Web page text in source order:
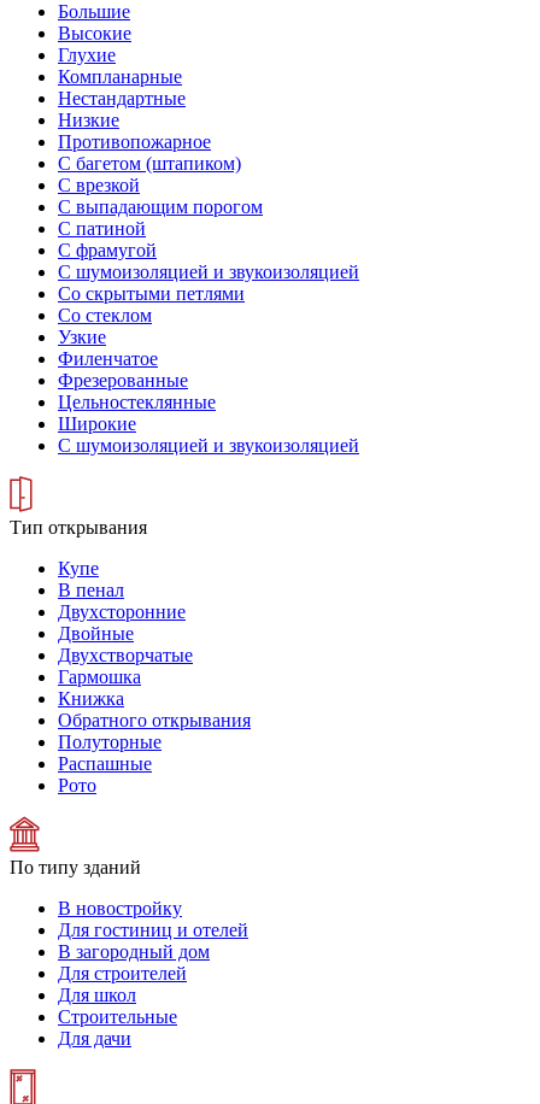
Большие
Высокие
Глухие
Компланарные
Нестандартные
Низкие
Противопожарное
С багетом (штапиком)
С врезкой
С выпадающим порогом
С патиной
С фрамугой
С шумоизоляцией и звукоизоляцией
Со скрытыми петлями
Со стеклом
Узкие
Филенчатое
Фрезерованные
Цельностеклянные
Широкие
С шумоизоляцией и звукоизоляцией
Тип открывания
Купе
В пенал
Двухсторонние
Двойные
Двухстворчатые
Гармошка
Книжка
Обратного открывания
Полуторные
Распашные
Рото
По типу зданий
В новостройку
Для гостиниц и отелей
В загородный дом
Для строителей
Для школ
Строительные
Для дачи